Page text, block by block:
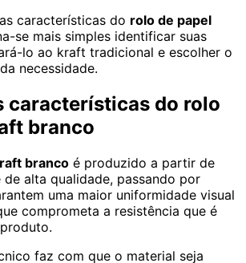
características do rolo de papel
se mais simples identificar suas
lo ao kraft tradicional e escolher o
necessidade.
características do rolo
branco
branco é produzido a partir de
alta qualidade, passando por
uma maior uniformidade visual
comprometa a resistência que é
faz com que o material seja